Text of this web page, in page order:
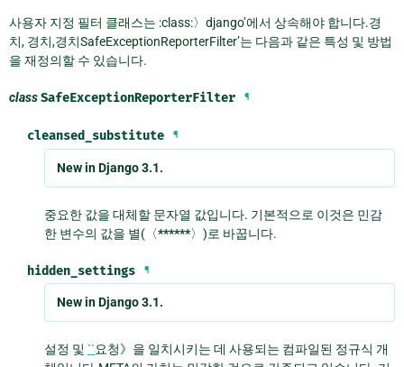
사용자 지정 필터 클래스는 :class:〉django’에서 상속해야 합니다.경
치, 경치,경치SafeExceptionReporterFilter’는 다음과 같은 특성 및 방법
을 재정의할 수 있습니다.
classSafeExceptionReporterFilter ¶
cleansed_substitute ¶
New in Django 3.1.
중요한 값을 대체할 문자열 값입니다. 기본적으로 이것은 민감
한 변수의 값을 별(〈******〉)로 바꿉니다.
hidden_settings ¶
New in Django 3.1.
설정 및``요청》을 일치시키는 데 사용되는 컴파일된 정규식 개